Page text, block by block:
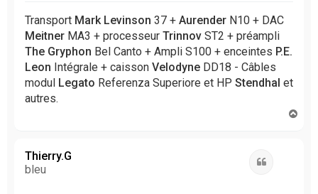
n
o
n
l
u
Transport Mark Levinson 37 + Aurender N10 + DAC
Meitner MA3 + processeur Trinnov ST2 + préampli
The Gryphon Bel Canto + Ampli S100 + enceintes P.E.
Leon Intégrale + caisson Velodyne DD18 - Câbles
modul Legato Referenza Superiore et HP Stendhal et
autres.
Thierry.G
bleu